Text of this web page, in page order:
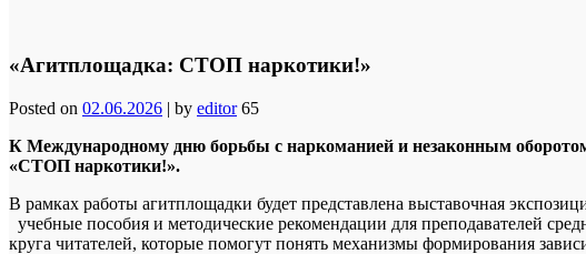
«Агитплощадка: СТОП наркотики!»
Posted on 02.06.2026 | by editor 65
К Международному дню борьбы с наркоманией и незаконным
«СТОП наркотики!».
В рамках работы агитплощадки будет представлена выставочная
учебные пособия и методические рекомендации для преподавателей
круга читателей, которые помогут понять механизмы формирования